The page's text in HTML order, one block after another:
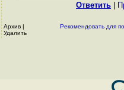
Ответить
Архив |
Удалить
Рекомендовать для